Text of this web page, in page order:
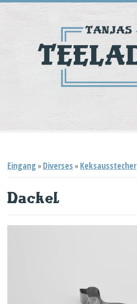
Eingang » Diverses » Keksausstecher
Dackel
Geschäft